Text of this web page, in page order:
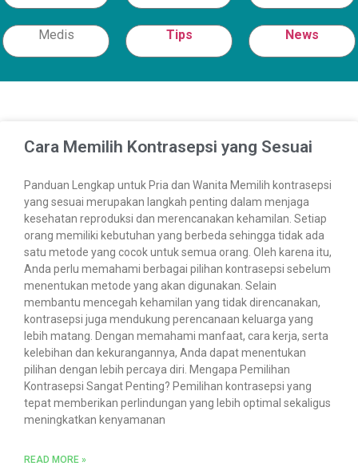
Medis Tips News
Cara Memilih Kontrasepsi yang Sesuai
Panduan Lengkap untuk Pria dan Wanita Memilih kontrasepsi
yang sesuai merupakan langkah penting dalam menjaga
kesehatan reproduksi dan merencanakan kehamilan. Setiap
orang memiliki kebutuhan yang berbeda sehingga tidak ada
satu metode yang cocok untuk semua orang. Oleh karena itu,
Anda perlu memahami berbagai pilihan kontrasepsi sebelum
menentukan metode yang akan digunakan. Selain
membantu mencegah kehamilan yang tidak direncanakan,
kontrasepsi juga mendukung perencanaan keluarga yang
lebih matang. Dengan memahami manfaat, cara kerja, serta
kelebihan dan kekurangannya, Anda dapat menentukan
pilihan dengan lebih percaya diri. Mengapa Pemilihan
Kontrasepsi Sangat Penting? Pemilihan kontrasepsi yang
tepat memberikan perlindungan yang lebih optimal sekaligus
meningkatkan kenyamanan
READ MORE »